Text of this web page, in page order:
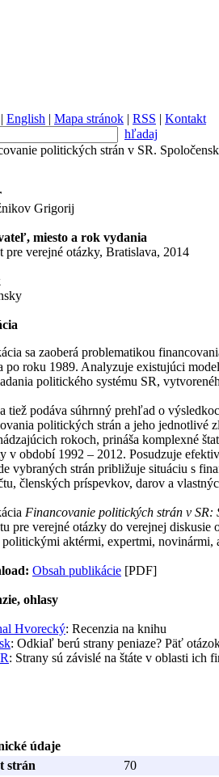
| English | Mapa stránok | RSS | Kontakt
hľadaj
politických strán v SR.
Grigorij
miesto a rok vydania
pre verejné otázky, Bratislava, 2014
sa zaoberá problematikou
po roku 1989. Analyzuje existujúci
politického systému SR,
tiež podáva súhrnný prehľad o
politických strán a jeho jednotlivé
rokoch, prináša komplexné
v období 1992 – 2012. Posudzuje
vybraných strán približuje situáciu s
členských príspevkov, darov a
Financovanie politických strán v SR:
pre verejné otázky do verejnej
politickými aktérmi, expertmi, novinármi,
Obsah publikácie [PDF]
ohlasy
Hvorecký: Recenzia na knihu
: Odkiaľ berú strany peniaze? Päť
: Strany sú závislé na štáte v oblasti ich
údaje
strán
70